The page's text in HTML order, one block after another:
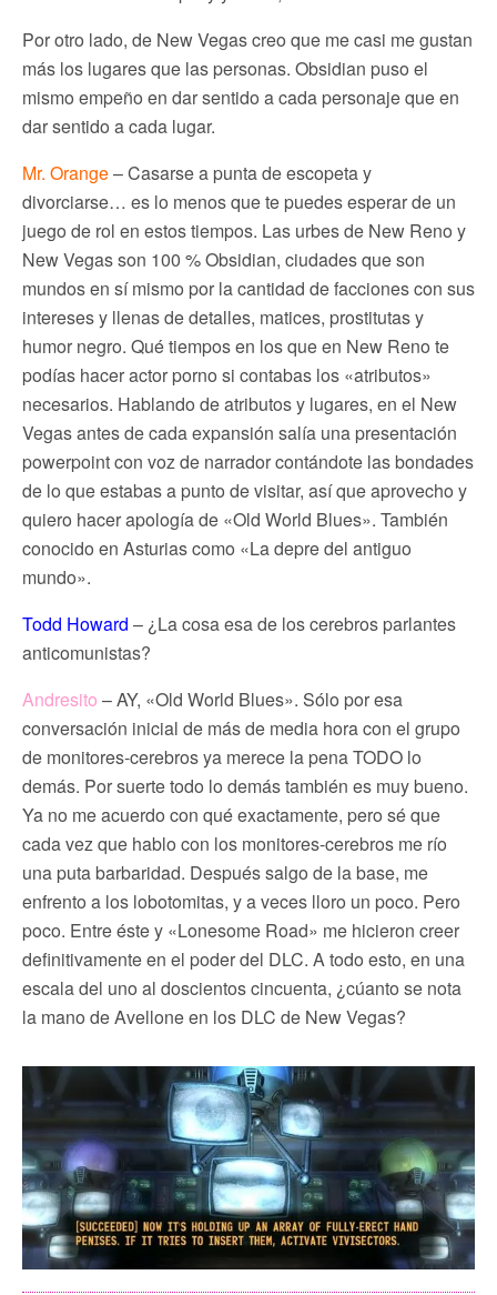
Por otro lado, de New Vegas creo que me casi me gustan
más los lugares que las personas. Obsidian puso el
mismo empeño en dar sentido a cada personaje que en
dar sentido a cada lugar.
Mr. Orange– Casarse a punta de escopeta y
divorciarse… es lo menos que te puedes esperar de un
juego de rol en estos tiempos. Las urbes de New Reno y
New Vegas son 100 % Obsidian, ciudades que son
mundos en sí mismo por la cantidad de facciones con sus
intereses y llenas de detalles, matices, prostitutas y
humor negro. Qué tiempos en los que en New Reno te
podías hacer actor porno si contabas los «atributos»
necesarios. Hablando de atributos y lugares, en el New
Vegas antes de cada expansión salía una presentación
powerpoint con voz de narrador contándote las bondades
de lo que estabas a punto de visitar, así que aprovecho y
quiero hacer apología de «Old World Blues». También
conocido en Asturias como «La depre del antiguo
mundo».
Todd Howard – ¿La cosa esa de los cerebros parlantes
anticomunistas?
Andresito – AY, «Old World Blues». Sólo por esa
conversación inicial de más de media hora con el grupo
de monitores-cerebros ya merece la pena TODO lo
demás. Por suerte todo lo demás también es muy bueno.
Ya no me acuerdo con qué exactamente, pero sé que
cada vez que hablo con los monitores-cerebros me río
una puta barbaridad. Después salgo de la base, me
enfrento a los lobotomitas, y a veces lloro un poco. Pero
poco. Entre éste y «Lonesome Road» me hicieron creer
definitivamente en el poder del DLC. A todo esto, en una
escala del uno al doscientos cincuenta, ¿cúanto se nota
la mano de Avellone en los DLC de New Vegas?